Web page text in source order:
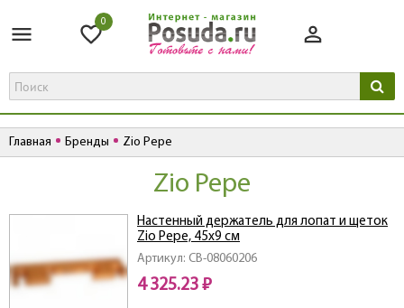
0
Главная Бренды Zio Pepe
Zio Pepe
Артикул: CB-08060206
Настенный держатель для лопат и щеток
Zio Pepe, 45х9 см
4 325.23 ₽